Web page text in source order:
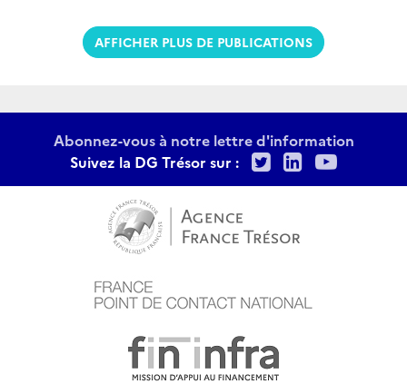
AFFICHER PLUS DE PUBLICATIONS
Abonnez-vous à notre lettre d'information
Suivez la DG Trésor sur :
TwitterLinkedIn